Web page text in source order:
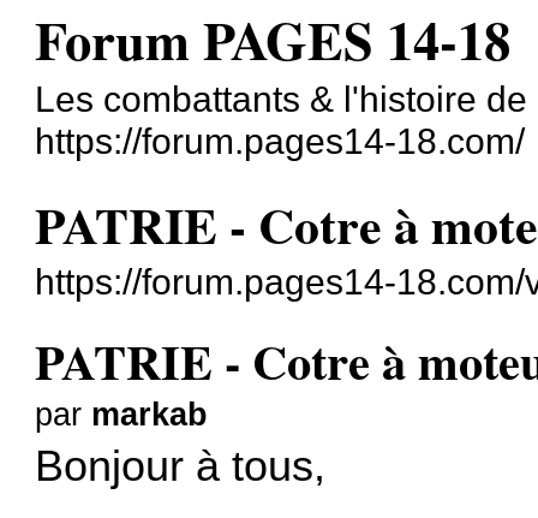
Forum PAGES 14-18
Les combattants & l'histoire
https://forum.pages14-18.com/
PATRIE - Cotre à
https://forum.pages14-
PATRIE - Cotre à
par markab
Bonjour à tous,